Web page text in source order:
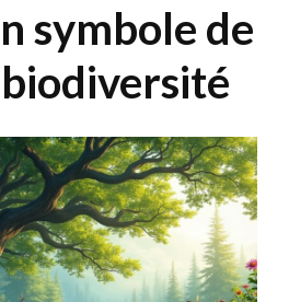
symbole de